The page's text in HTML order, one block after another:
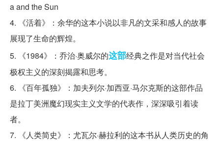
a and the Sun
4. 《活着》：余华的这本小说以非凡的文采和感人的故事
展现了生命的辉煌。
5. 《1984》：乔治·奥威尔的这部经典之作是对当代社会
极权主义的深刻揭露和思考。
6. 《百年孤独》：加夫列尔·加西亚·马尔克斯的这部作品
是拉丁美洲魔幻现实主义文学的代表作，深深吸引着读
者。
7. 《人类简史》：尤瓦尔·赫拉利的这本书从人类历史的角